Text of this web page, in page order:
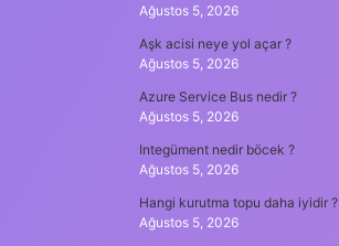
Ağustos 5, 2026
Aşk acisi neye yol açar ?
Ağustos 5, 2026
Azure Service Bus nedir ?
Ağustos 5, 2026
Integüment nedir böcek ?
Ağustos 5, 2026
Hangi kurutma topu daha iyidir ?
Ağustos 5, 2026